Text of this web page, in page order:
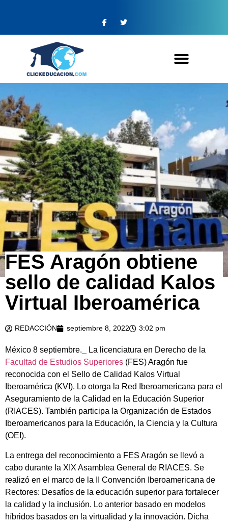
FES Aragón obtiene
sello de calidad Kalos
Virtual Iberoamérica
REDACCIÓN septiembre 8, 2022 3:02 pm
México 8 septiembre._ La licenciatura en Derecho de la
Facultad de Estudios Superiores (FES) Aragón fue
reconocida con el Sello de Calidad Kalos Virtual
Iberoamérica (KVI). Lo otorga la Red Iberoamericana para el
Aseguramiento de la Calidad en la Educación Superior
(RIACES). También participa la Organización de Estados
Iberoamericanos para la Educación, la Ciencia y la Cultura
(OEI).
La entrega del reconocimiento a FES Aragón se llevó a
cabo durante la XIX Asamblea General de RIACES. Se
realizó en el marco de la II Convención Iberoamericana de
Rectores: Desafíos de la educación superior para fortalecer
la calidad y la inclusión. Lo anterior basado en modelos
híbridos basados en la virtualidad y la innovación. Dicha